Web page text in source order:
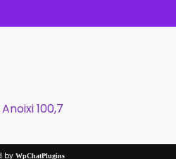
100,7
by WpChatPlugins